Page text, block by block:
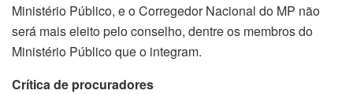
Ministério Público, e o Corregedor Nacional do MP não
será mais eleito pelo conselho, dentre os membros do
Ministério Público que o integram.
Crítica de procuradores